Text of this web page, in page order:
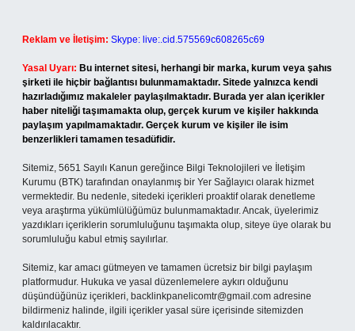
Reklam ve İletişim: Skype: live:.cid.575569c608265c69
Yasal Uyarı: Bu internet sitesi, herhangi bir marka, kurum veya şahıs
şirketi ile hiçbir bağlantısı bulunmamaktadır. Sitede yalnızca kendi
hazırladığımız makaleler paylaşılmaktadır. Burada yer alan içerikler
haber niteliği taşımamakta olup, gerçek kurum ve kişiler hakkında
paylaşım yapılmamaktadır. Gerçek kurum ve kişiler ile isim
benzerlikleri tamamen tesadüfidir.
Sitemiz, 5651 Sayılı Kanun gereğince Bilgi Teknolojileri ve İletişim
Kurumu (BTK) tarafından onaylanmış bir Yer Sağlayıcı olarak hizmet
vermektedir. Bu nedenle, sitedeki içerikleri proaktif olarak denetleme
veya araştırma yükümlülüğümüz bulunmamaktadır. Ancak, üyelerimiz
yazdıkları içeriklerin sorumluluğunu taşımakta olup, siteye üye olarak bu
sorumluluğu kabul etmiş sayılırlar.
Sitemiz, kar amacı gütmeyen ve tamamen ücretsiz bir bilgi paylaşım
platformudur. Hukuka ve yasal düzenlemelere aykırı olduğunu
düşündüğünüz içerikleri, backlinkpanelicomtr@gmail.com adresine
bildirmeniz halinde, ilgili içerikler yasal süre içerisinde sitemizden
kaldırılacaktır.